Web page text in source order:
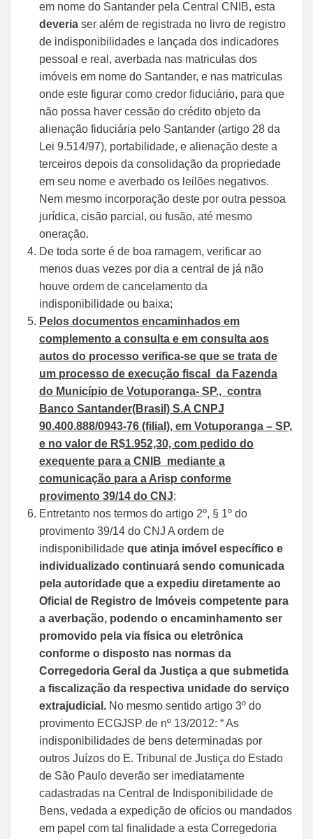
em nome do Santander pela Central CNIB, esta
deveria ser além de registrada no livro de registro
de indisponibilidades e lançada dos indicadores
pessoal e real, averbada nas matriculas dos
imóveis em nome do Santander, e nas matriculas
onde este figurar como credor fiduciário, para que
não possa haver cessão do crédito objeto da
alienação fiduciária pelo Santander (artigo 28 da
Lei 9.514/97), portabilidade, e alienação deste a
terceiros depois da consolidação da propriedade
em seu nome e averbado os leilões negativos.
Nem mesmo incorporação deste por outra pessoa
jurídica, cisão parcial, ou fusão, até mesmo
oneração.
De toda sorte é de boa ramagem, verificar ao
menos duas vezes por dia a central de já não
houve ordem de cancelamento da
indisponibilidade ou baixa;
Pelos documentos encaminhados em
complemento a consulta e em consulta aos
autos do processo verifica-se que se trata de
um processo de execução fiscal da Fazenda
do Município de Votuporanga- SP., contra
Banco Santander(Brasil) S.A CNPJ
90.400.888/0943-76 (filial), em Votuporanga – SP,
e no valor de R$1.952,30, com pedido do
exequente para a CNIB mediante a
comunicação para a Arisp conforme
provimento 39/14 do CNJ;
Entretanto nos termos do artigo 2º, § 1º do
provimento 39/14 do CNJ A ordem de
indisponibilidade que atinja imóvel específico e
individualizado continuará sendo comunicada
pela autoridade que a expediu diretamente ao
Oficial de Registro de Imóveis competente para
a averbação, podendo o encaminhamento ser
promovido pela via física ou eletrônica
conforme o disposto nas normas da
Corregedoria Geral da Justiça a que submetida
a fiscalização da respectiva unidade do serviço
extrajudicial. No mesmo sentido artigo 3º do
provimento ECGJSP de nº 13/2012: “ As
indisponibilidades de bens determinadas por
outros Juízos do E. Tribunal de Justiça do Estado
de São Paulo deverão ser imediatamente
cadastradas na Central de Indisponibilidade de
Bens, vedada a expedição de ofícios ou mandados
em papel com tal finalidade a esta Corregedoria